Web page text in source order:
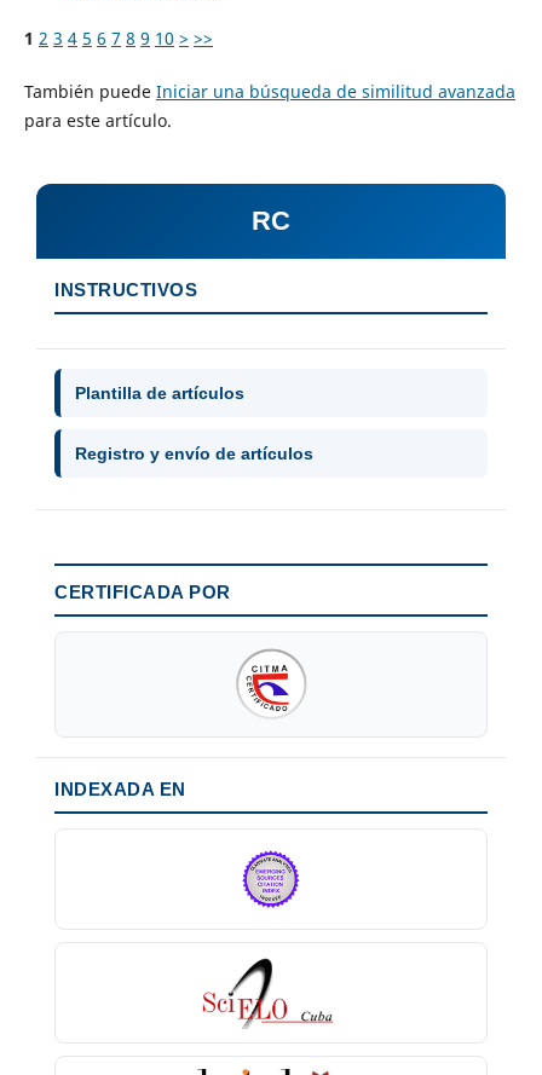
1 2 3 4 5 6 7 8 9 10 > >>
También puede Iniciar una búsqueda de similitud avanzada
para este artículo.
RC
INSTRUCTIVOS
Plantilla de artículos
Registro y envío de artículos
CERTIFICADA POR
INDEXADA EN